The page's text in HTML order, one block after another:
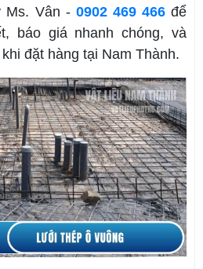
Ms. Vân - 0902 469 466để
báo giá nhanh chóng, và
đặt hàng tại Nam Thành.